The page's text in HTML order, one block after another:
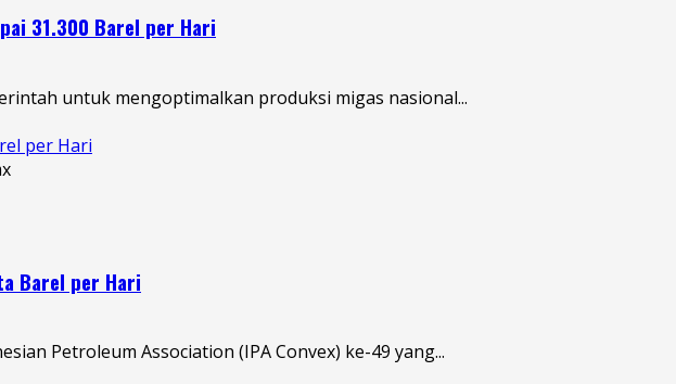
31.300 Barel per Hari
untuk mengoptimalkan produksi migas nasional...
per Hari
Barel per Hari
Petroleum Association (IPA Convex) ke-49 yang...